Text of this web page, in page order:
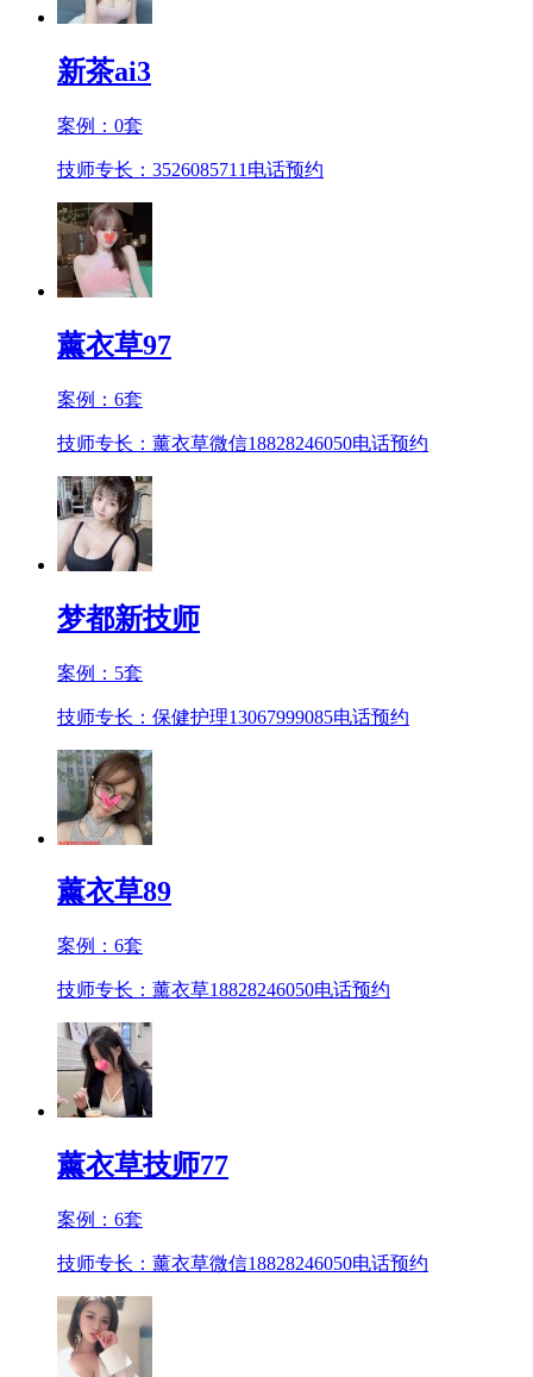
新茶ai3
案例： 0套
技师专长：3526085711 电话预约
薰衣草97
案例： 6套
技师专长：薰衣草微信18828246050电话预约
梦都新技师
案例： 5套
技师专长：保健护理13067999085电话预约
薰衣草89
案例： 6套
技师专长：薰衣草18828246050电话预约
薰衣草技师77
案例： 6套
技师专长：薰衣草微信18828246050电话预约